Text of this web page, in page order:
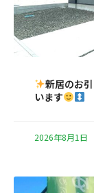
新居のお
います
2026年8月1日